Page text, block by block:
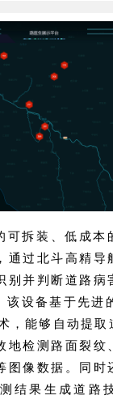
可拆装、低成本
通过北斗高精导
别并判断道路病
该设备基于先进
，能够自动提取
地检测路面裂纹
图像数据。同时
结果生成道路